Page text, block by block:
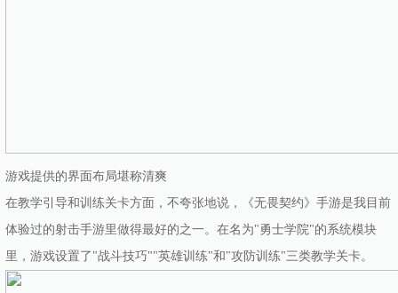
游戏提供的界面布局堪称清爽
在教学引导和训练关卡方面，不夸张地说，《无畏契约》手游是我目前
体验过的射击手游里做得最好的之一。在名为"勇士学院"的系统模块
里，游戏设置了"战斗技巧""英雄训练"和"攻防训练"三类教学关卡。